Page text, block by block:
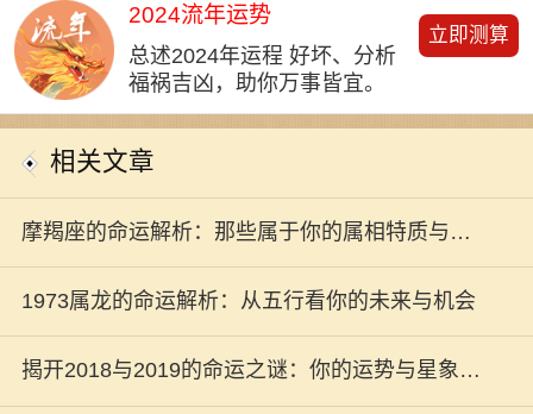
2024流年运势
总述2024年运程 好坏、分析
福祸吉凶，助你万事皆宜。
立即测算
相关文章
摩羯座的命运解析：那些属于你的属相特质与运
势
1973属龙的命运解析：从五行看你的未来与机会
揭开2018与2019的命运之谜：你的运势与星象息